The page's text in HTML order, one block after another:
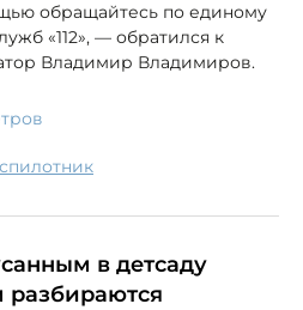
обращайтесь по единому
«112», — обратился к
Владимир Владимиров.
в детсаду